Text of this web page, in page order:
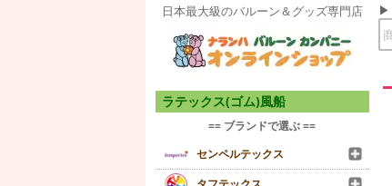
日本最大級のバルーン＆グッズ専門店
ラテックス(ゴム)風船
== ブランドで選ぶ ==
センペルテックス